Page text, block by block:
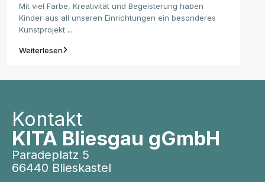
Mit viel Farbe, Kreativität und Begeisterung haben
Kinder aus all unseren Einrichtungen ein besonderes
Kunstprojekt ...
Weiterlesen
Kontakt
KITA Bliesgau gGmbH
Paradeplatz 5
66440 Blieskastel